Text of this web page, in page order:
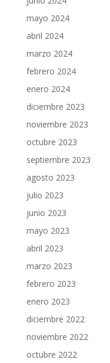
mayo 2024
abril 2024
marzo 2024
febrero 2024
enero 2024
diciembre 2023
noviembre 2023
octubre 2023
septiembre 2023
agosto 2023
julio 2023
junio 2023
mayo 2023
abril 2023
marzo 2023
febrero 2023
enero 2023
diciembre 2022
noviembre 2022
octubre 2022